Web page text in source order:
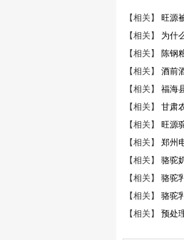
【相关】 旺源
【相关】 为什
【相关】 陈钢
【相关】 酒前
【相关】 福海
【相关】 甘肃
【相关】 旺源
【相关】 郑州
【相关】 骆驼
【相关】 骆驼
【相关】 骆驼
【相关】 预处